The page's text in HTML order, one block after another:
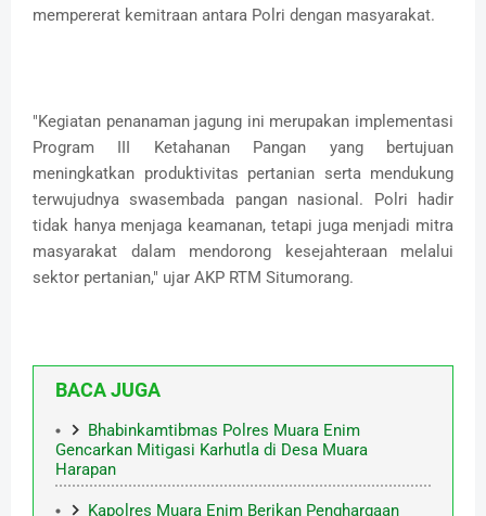
mempererat kemitraan antara Polri dengan masyarakat.
"Kegiatan penanaman jagung ini merupakan implementasi
Program III Ketahanan Pangan yang bertujuan
meningkatkan produktivitas pertanian serta mendukung
terwujudnya swasembada pangan nasional. Polri hadir
tidak hanya menjaga keamanan, tetapi juga menjadi mitra
masyarakat dalam mendorong kesejahteraan melalui
sektor pertanian," ujar AKP RTM Situmorang.
BACA JUGA
Bhabinkamtibmas Polres Muara Enim
Gencarkan Mitigasi Karhutla di Desa Muara
Harapan
Kapolres Muara Enim Berikan Penghargaan